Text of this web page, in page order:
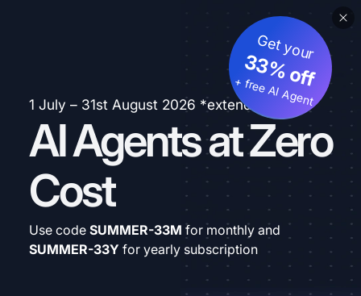
1 July – 31st August 2026 *extended
AI Agents at Zero
Cost
Get your
33% off
+ free AI Agent
Use code SUMMER-33M for monthly and
SUMMER-33Y for yearly subscription